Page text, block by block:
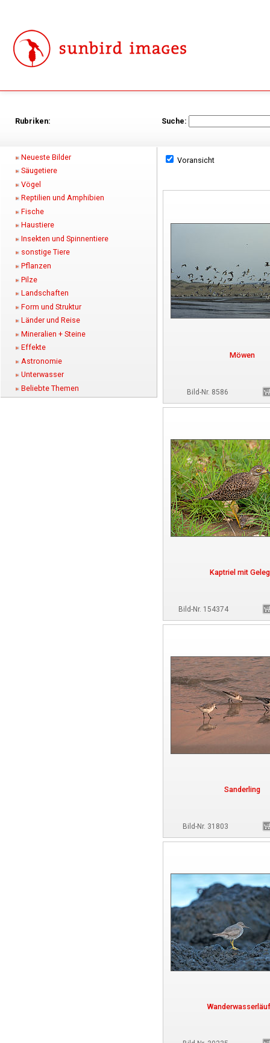
Rubriken: Suche:
Neueste Bilder
Säugetiere
Vögel
Reptilien und Amphibien
Fische
Haustiere
Insekten und Spinnentiere
sonstige Tiere
Pflanzen
Pilze
Landschaften
Form und Struktur
Länder und Reise
Mineralien + Steine
Effekte
Astronomie
Unterwasser
Beliebte Themen
Voransicht
Möwen
Bild-Nr. 8586
Kaptriel mit
Bild-Nr. 154374
Sanderling
Bild-Nr. 31803